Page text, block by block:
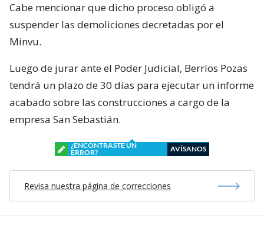
Cabe mencionar que dicho proceso obligó a
suspender las demoliciones decretadas por el
Minvu.
Luego de jurar ante el Poder Judicial, Berríos Pozas
tendrá un plazo de 30 días para ejecutar un informe
acabado sobre las construcciones a cargo de la
empresa San Sebastián.
¿ENCONTRASTE UN
ERROR?
AVÍSANOS
Revisa nuestra página de correcciones